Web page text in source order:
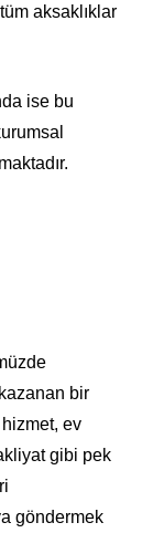
aksaklıklar
ise bu
bir
hizmet, ev
gibi pek
göndermek